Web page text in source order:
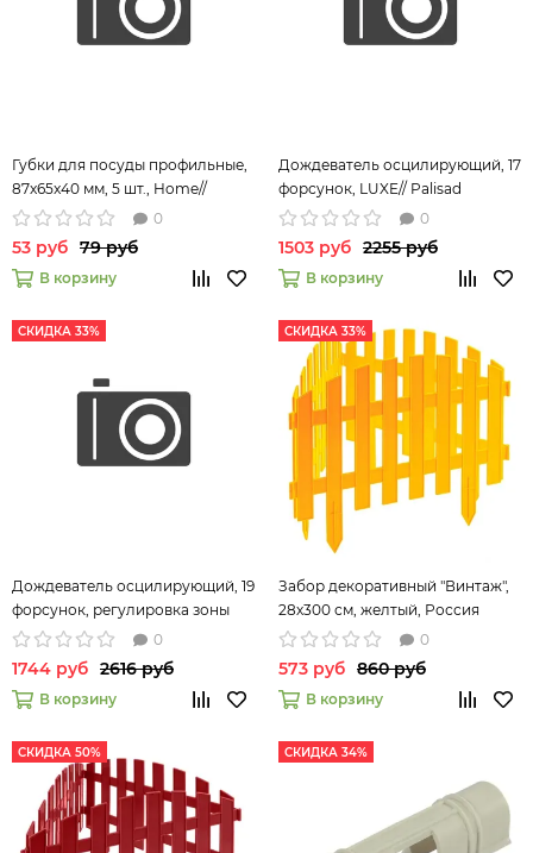
Губки для посуды профильные,
87x65x40 мм, 5 шт., Home//
Palisad
0
53 руб 79 руб
В корзину
Дождеватель осцилирующий, 17
форсунок, LUXE// Palisad
0
1503 руб 2255 руб
В корзину
СКИДКА 33%
Дождеватель осцилирующий, 19
форсунок, регулировка зоны
полива, LUXE// Palisad
0
1744 руб 2616 руб
В корзину
СКИДКА 33%
Забор декоративный "Винтаж",
28х300 см, желтый, Россия
Palisad 65010
0
573 руб 860 руб
В корзину
СКИДКА 50% СКИДКА 34%